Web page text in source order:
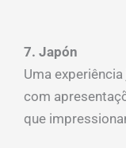
7. Japón
Uma
com
que